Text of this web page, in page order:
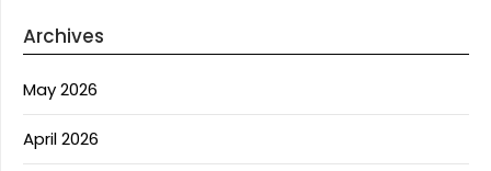
Archives
May 2026
April 2026